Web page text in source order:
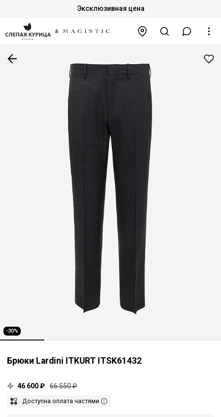
Эксклюзивная цена
-30%
Брюки Lardini ITKURT ITSK61432
46 600 ₽ 66 550 ₽
Доступна оплата частями